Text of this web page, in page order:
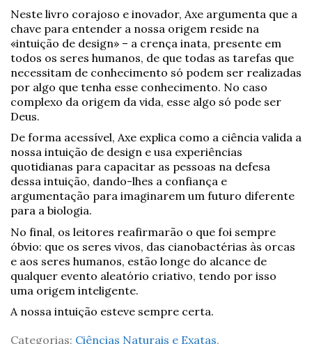
Neste livro corajoso e inovador, Axe argumenta que a
chave para entender a nossa origem reside na
«intuição de design» – a crença inata, presente em
todos os seres humanos, de que todas as tarefas que
necessitam de conhecimento só podem ser realizadas
por algo que tenha esse conhecimento. No caso
complexo da origem da vida, esse algo só pode ser
Deus.
De forma acessível, Axe explica como a ciência valida a
nossa intuição de design e usa experiências
quotidianas para capacitar as pessoas na defesa
dessa intuição, dando-lhes a confiança e
argumentação para imaginarem um futuro diferente
para a biologia.
No final, os leitores reafirmarão o que foi sempre
óbvio: que os seres vivos, das cianobactérias às orcas
e aos seres humanos, estão longe do alcance de
qualquer evento aleatório criativo, tendo por isso
uma origem inteligente.
A nossa intuição esteve sempre certa.
Categorias: Ciências Naturais e Exatas,